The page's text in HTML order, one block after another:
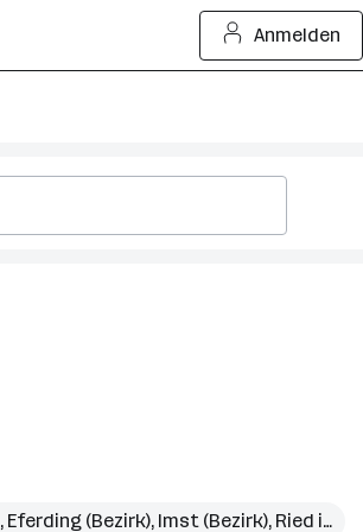
Anmelden
, Eferding (Bezirk), Imst (Bezirk), Ried im Innkreis